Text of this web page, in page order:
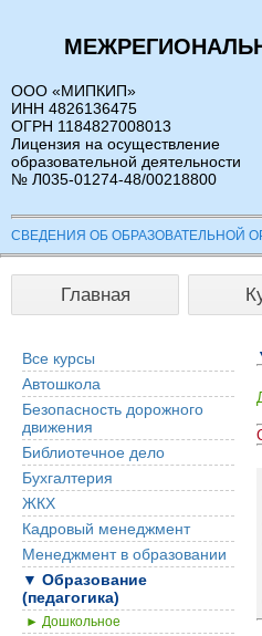
ООО «МИПКИП»
ИНН 4826136475
ОГРН 1184827008013
Лицензия на осуществление
образовательной деятельности
№ Л035-01274-48/00218800
СВЕДЕНИЯ ОБ ОБРАЗОВАТЕЛЬНОЙ
Главная
Все курсы
Автошкола
Безопасность дорожного
движения
Библиотечное дело
Бухгалтерия
ЖКХ
Кадровый менеджмент
Менеджмент в образовании
▼ Образование
(педагогика)
► Дошкольное